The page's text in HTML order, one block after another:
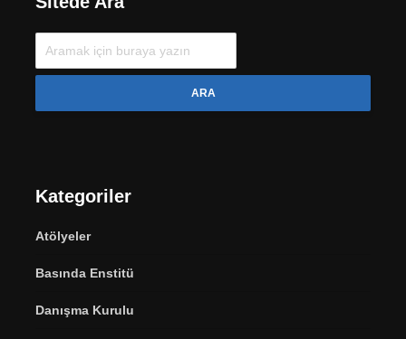
ARA
Kategoriler
Atölyeler
Basında Enstitü
Danışma Kurulu